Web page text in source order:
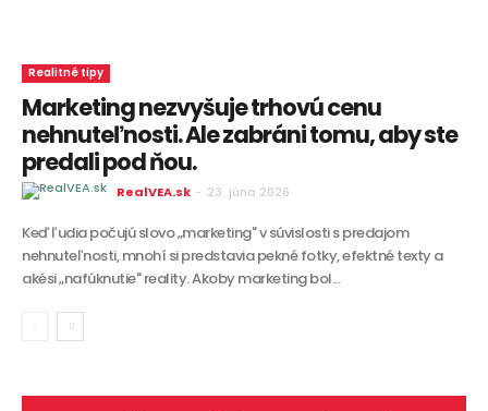
Realitné tipy
Marketing nezvyšuje trhovú cenu
nehnuteľnosti. Ale zabráni tomu, aby ste
predali pod ňou.
RealVEA.sk - 23. júna 2026
Keď ľudia počujú slovo „marketing" v súvislosti s predajom
nehnuteľnosti, mnohí si predstavia pekné fotky, efektné texty a
akési „nafúknutie" reality. Akoby marketing bol...